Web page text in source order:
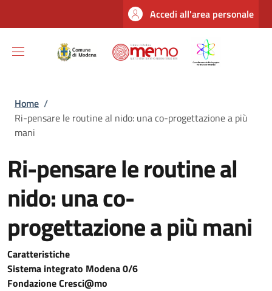
Accedi all'area personale
Briciole di pane
Home /
Ri-pensare le routine al nido: una co-progettazione a più
mani
Ri-pensare le routine al
nido: una co-
progettazione a più mani
Caratteristiche
Sistema integrato Modena 0/6
Fondazione Cresci@mo